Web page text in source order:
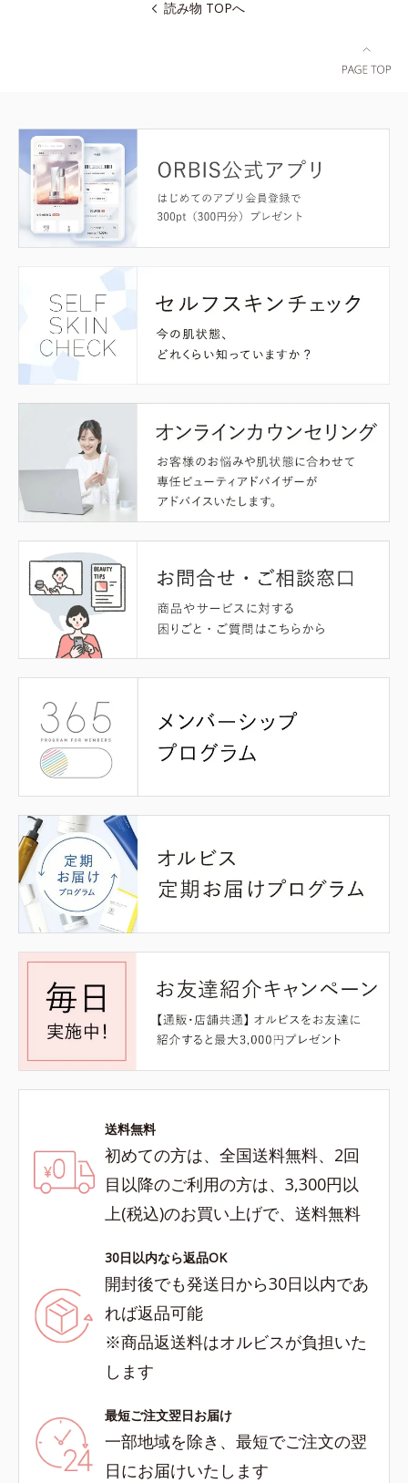
読み物 TOPへ
送料無料
初めての方は、全国送料無料、2回
目以降のご利用の方は、3,300円以
上(税込)のお買い上げで、送料無料
30日以内なら返品OK
開封後でも発送日から30日以内であ
れば返品可能
※商品返送料はオルビスが負担いた
します
最短ご注文翌日お届け
一部地域を除き、最短でご注文の翌
日にお届けいたします